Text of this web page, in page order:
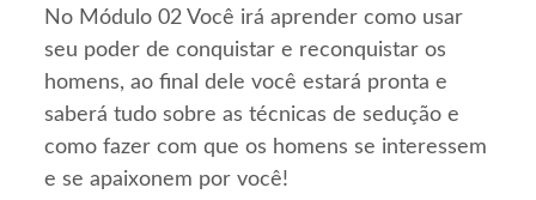
No Módulo 02 Você irá aprender como usar
seu poder de conquistar e reconquistar os
homens, ao final dele você estará pronta e
saberá tudo sobre as técnicas de sedução e
como fazer com que os homens se interessem
e se apaixonem por você!